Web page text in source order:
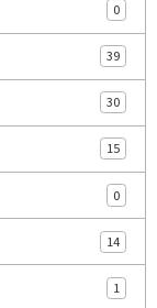
0
39
30
15
0
14
1